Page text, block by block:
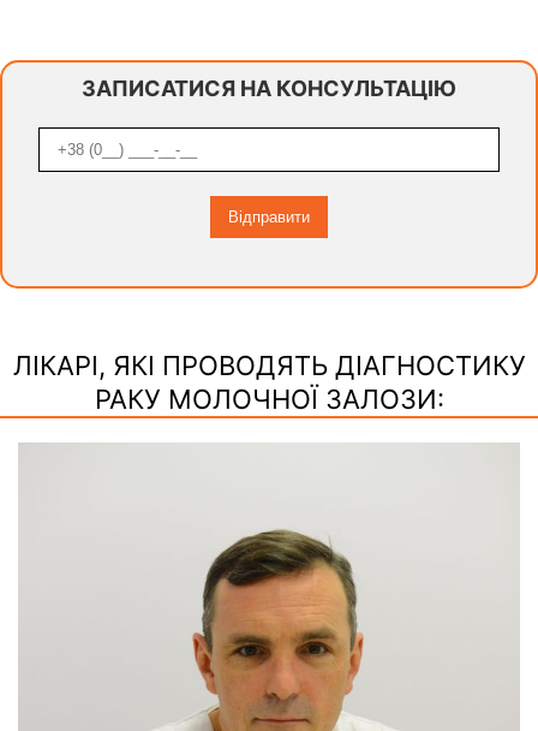
ЗАПИСАТИСЯ НА КОНСУЛЬТАЦІЮ
ЛІКАРІ, ЯКІ ПРОВОДЯТЬ ДІАГНОСТИКУ
РАКУ МОЛОЧНОЇ ЗАЛОЗИ: